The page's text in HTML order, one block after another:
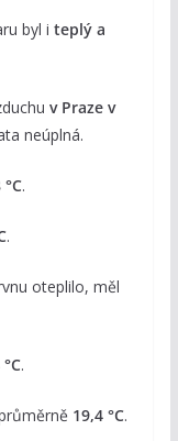
byl i teplý a
v Praze v
neúplná.
.
.
oteplilo, měl
.
19,4 °C.